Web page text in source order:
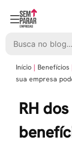
content
Início Benefícios
sua empresa
RH